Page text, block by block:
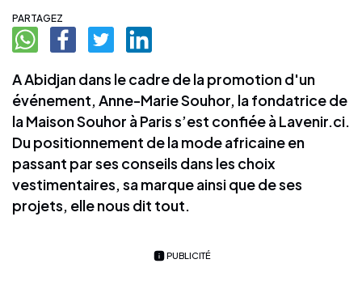
PARTAGEZ
A Abidjan dans le cadre de la promotion d'un
événement, Anne-Marie Souhor, la fondatrice de
la Maison Souhor à Paris s’est confiée à Lavenir.ci.
Du positionnement de la mode africaine en
passant par ses conseils dans les choix
vestimentaires, sa marque ainsi que de ses
projets, elle nous dit tout.
PUBLICITÉ